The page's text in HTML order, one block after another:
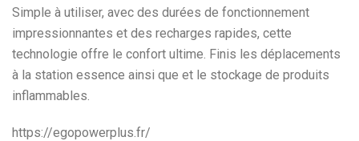
Simple à utiliser, avec des durées de fonctionnement
impressionnantes et des recharges rapides, cette
technologie offre le confort ultime. Finis les déplacements
à la station essence ainsi que et le stockage de produits
inflammables.
https://egopowerplus.fr/